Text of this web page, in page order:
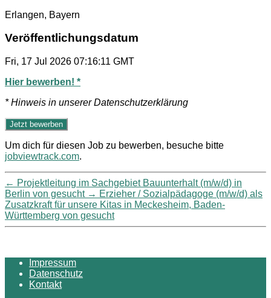
Erlangen, Bayern
Veröffentlichungsdatum
Fri, 17 Jul 2026 07:16:11 GMT
Hier bewerben! *
* Hinweis in unserer Datenschutzerklärung
Um dich für diesen Job zu bewerben, besuche bitte
jobviewtrack.com.
← Projektleitung im Sachgebiet Bauunterhalt (m/w/d) in
Berlin von gesucht → Erzieher / Sozialpädagoge (m/w/d) als
Zusatzkraft für unsere Kitas in Meckesheim, Baden-
Württemberg von gesucht
Impressum
Datenschutz
Kontakt